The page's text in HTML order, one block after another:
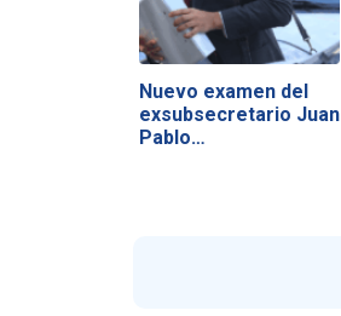
Nuevo examen del
exsubsecretario Juan
Pablo…